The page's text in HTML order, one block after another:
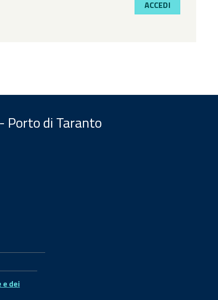
ACCEDI
Porto di Taranto
dei